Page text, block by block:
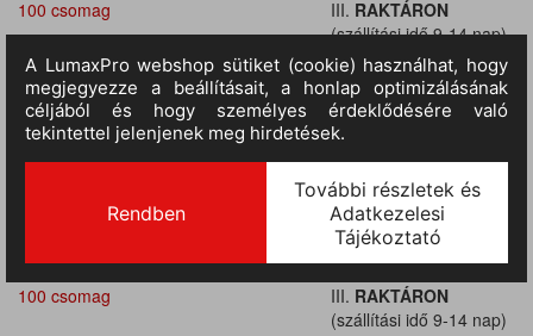
100 csomag
III. RAKTÁRON
(szállítási idő 9-14 nap)
:
100 csomag
III.RAKTÁRON
(szállítási idő 9-14 nap)
:
(szállítási idő 9-14 nap)
:
100 csomag
III.RAKTÁRON
(szállítási idő 9-14 nap)
100 csomag
III. RAKTÁRON
(szállítási idő 9-14 nap)